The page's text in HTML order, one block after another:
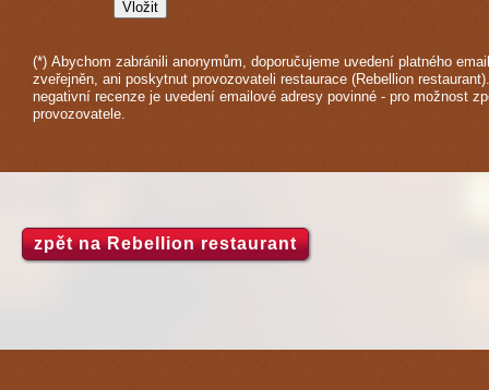
(*) Abychom zabránili anonymům, doporučujeme uvedení platného
zveřejněn, ani poskytnut provozovateli restaurace (Rebellion
negativní recenze je uvedení emailové adresy povinné - pro možnost
provozovatele.
zpět na Rebellion restaurant